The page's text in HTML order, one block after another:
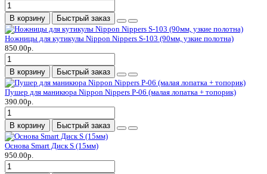
В корзину Быстрый заказ
Ножницы для кутикулы Nippon Nippers S-103 (90мм, узкие полотна)
850.00р.
В корзину Быстрый заказ
Пушер для маникюра Nippon Nippers P-06 (малая лопатка + топорик)
390.00р.
В корзину Быстрый заказ
Основа Smart Диск S (15мм)
950.00р.